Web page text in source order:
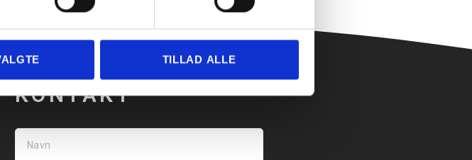
TILLAD ALLE
KONTAKT